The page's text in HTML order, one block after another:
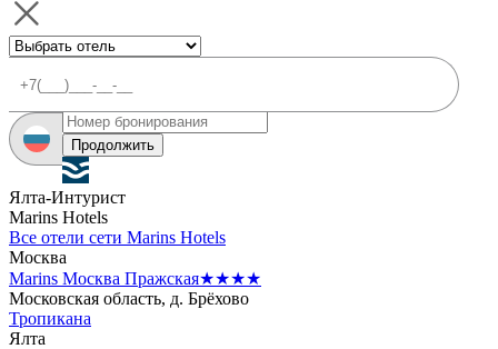
Продолжить
Ялта-Интурист
Marins Hotels
Все отели сети Marins Hotels
Москва
Marins Москва Пражская★★★★
Московская область, д. Брёхово
Тропикана
Ялта